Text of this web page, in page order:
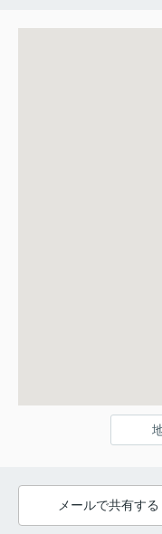
メールで共有する